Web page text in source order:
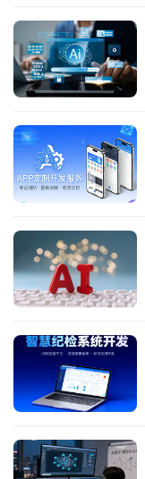
联
系
我
们
4
0
-
5
5
-
0
0